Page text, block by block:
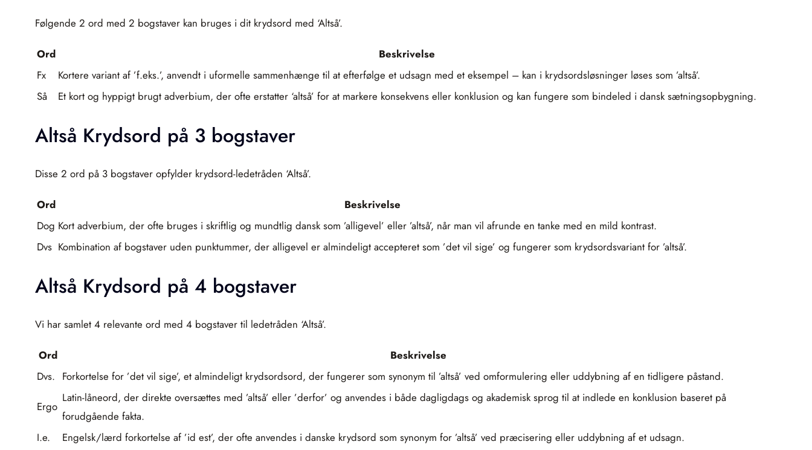
Følgende 2 ord med 2 bogstaver kan bruges i dit krydsord med ‘Altså’.
Ord
Beskrivelse
Fx
Kortere variant af ’f.eks.’, anvendt i uformelle sammenhænge til at efterfølge et udsagn med et eksempel – kan i krydsordsløsninger løses som ’altså’.
Så
Et kort og hyppigt brugt adverbium, der ofte erstatter ‘altså’ for at markere konsekvens eller konklusion og kan fungere som bindeled i dansk sætningsopbygning.
Altså Krydsord på 3 bogstaver
Disse 2 ord på 3 bogstaver opfylder krydsord-ledetråden ‘Altså’.
Ord
Beskrivelse
Dog Kort adverbium, der ofte bruges i skriftlig og mundtlig dansk som ’alligevel’ eller ’altså’, når man vil afrunde en tanke med en mild kontrast.
Dvs Kombination af bogstaver uden punktummer, der alligevel er almindeligt accepteret som ’det vil sige’ og fungerer som krydsordsvariant for ’altså’.
Altså Krydsord på 4 bogstaver
Vi har samlet 4 relevante ord med 4 bogstaver til ledetråden ‘Altså’.
Ord
Beskrivelse
Dvs. Forkortelse for ’det vil sige’, et almindeligt krydsordsord, der fungerer som synonym til ’altså’ ved omformulering eller uddybning af en tidligere påstand.
Ergo
Latin-låneord, der direkte oversættes med ’altså’ eller ’derfor’ og anvendes i både dagligdags og akademisk sprog til at indlede en konklusion baseret på
forudgående fakta.
I.e.
Engelsk/lærd forkortelse af ’id est’, der ofte anvendes i danske krydsord som synonym for ’altså’ ved præcisering eller uddybning af et udsagn.